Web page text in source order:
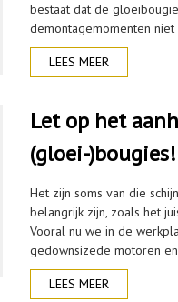
bestaat dat de
demontagemomenten
LEES MEER
Let op het
(gloei-)bougies!
Het zijn soms van die
belangrijk zijn, zoals het
Vooral nu we in de
gedownsizede motoren
LEES MEER